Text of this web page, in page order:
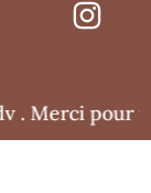
Merci pour